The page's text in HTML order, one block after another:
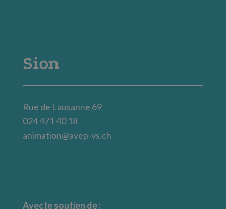
Sion
Rue de Lausanne 69
024 471 40 18
animation@avep-vs.ch
Avec le soutien de :